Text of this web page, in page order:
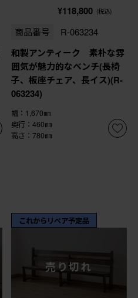
¥118,800 (税込)
商品番号 R-063234
和製アンティーク 素朴な雰
囲気が魅力的なベンチ(長椅
子、板座チェア、長イス)(R-
063234)
幅：1,670㎜
奥行：460㎜
高さ：780㎜
これからリペア予定品
売り切れ